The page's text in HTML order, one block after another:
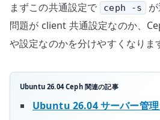
まずこの共通設定で
ceph -s
問題が client 共通設定なのか、
や設定なのかを分けやすくなりま
Ubuntu 26.04 Ceph 関連の記事
Ubuntu 26.04 サーバー管理